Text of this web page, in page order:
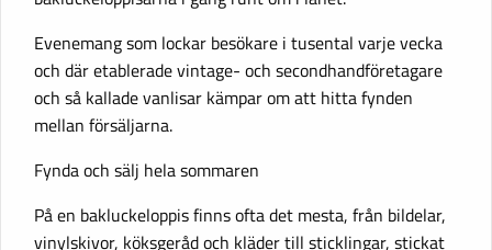
Evenemang som lockar besökare i tusental varje vecka
och där etablerade vintage- och secondhandföretagare
och så kallade vanlisar kämpar om att hitta fynden
mellan försäljarna.
Fynda och sälj hela sommaren
På en bakluckeloppis finns ofta det mesta, från bildelar,
vinylskivor, köksgeråd och kläder till sticklingar, stickat